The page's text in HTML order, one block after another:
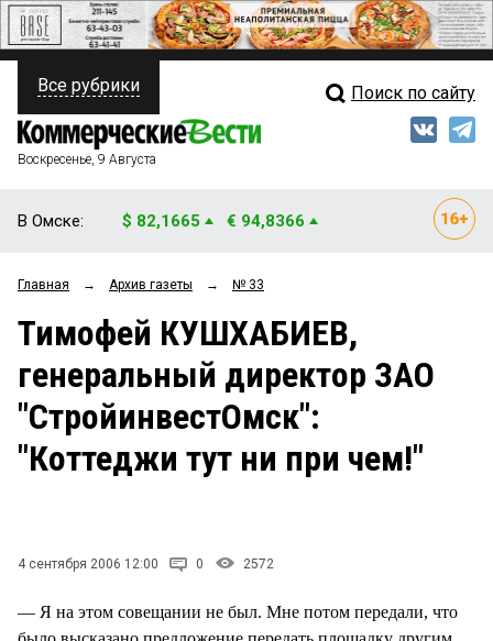
ПОЛИТИКА
ФИНАНСЫ
ОБЩЕСТВО
ЗАКОН
НОВОСТИ КОМПАНИЙ
ПРОИСШЕСТВИЯ
Свежий выпуск
Рейтинги
Блоги
Архив
Все рубрики Поиск по сайту
Воскресенье, 9 Августа
В Омске: $ 82,1665 € 94,8366
Главная → Архив газеты → № 33
Тимофей КУШХАБИЕВ,
генеральный директор ЗАО
"СтройинвестОмск":
"Коттеджи тут ни при чем!"
4 сентября 2006 12:00 0 2572
— Я на этом совещании не был. Мне потом передали, что